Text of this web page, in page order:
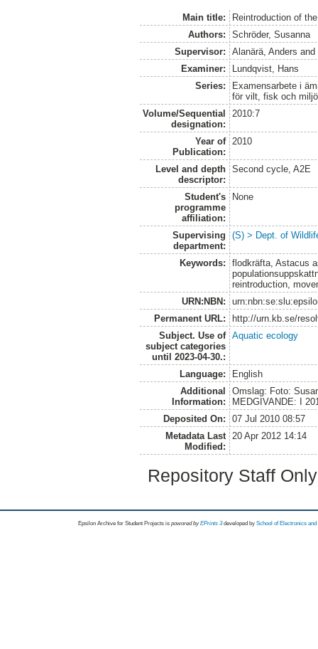
Main title:
Reintroduction of
Authors:
Schröder, Susanna
Supervisor:
Alanärä, Anders and
Examiner:
Lundqvist, Hans
Series:
Examensarbete i
för vilt, fisk och miljö
Volume/Sequential
designation:
2010:7
Year of
Publication:
2010
Level and depth
descriptor:
Second cycle, A2E
Student's
programme
affiliation:
None
Supervising
department:
(S) > Dept. of
Keywords:
flodkräfta, Astacus
reintroduction,
URN:NBN:
Permanent URL:
http://urn.kb.se/
Subject. Use of
subject categories
until 2023-04-30.:
Aquatic ecology
Language:
English
Additional
Information:
Omslag: Foto:
MEDGIVANDE: I
Deposited On:
07 Jul 2010 08:57
Metadata Last
Modified:
20 Apr 2012 14:14
Repository Staff
Epsilon Archive for Student Projects is powored byEPrints 3 developed by School of Electronics